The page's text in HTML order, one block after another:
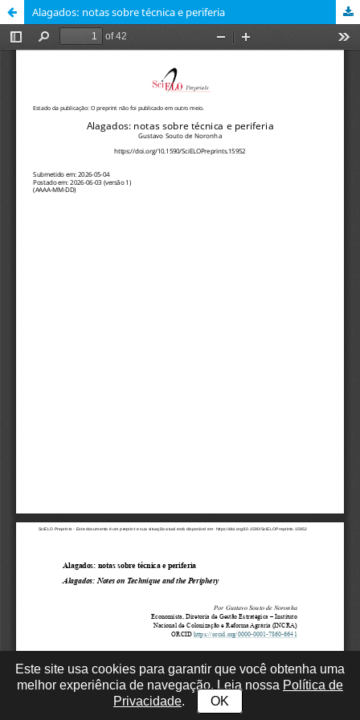
Alagados: notas sobre técnica e periferia
Este site usa cookies para garantir que você obtenha uma
melhor experiência de navegação. Leia nossa Política de
Privacidade. OK